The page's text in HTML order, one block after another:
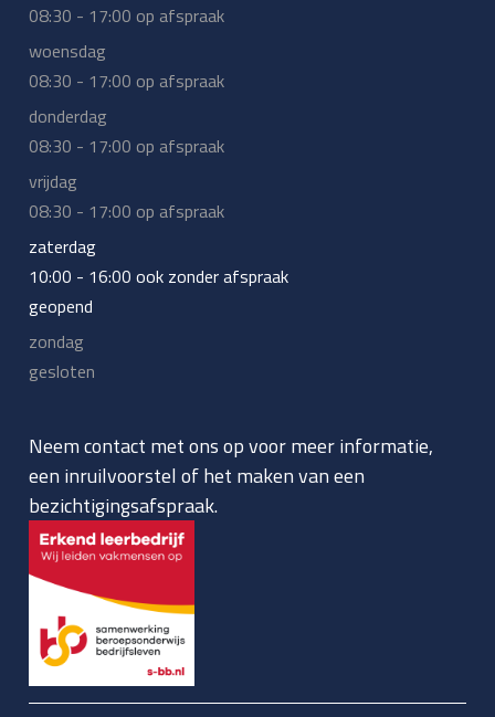
08:30 - 17:00 op afspraak
woensdag
08:30 - 17:00 op afspraak
donderdag
08:30 - 17:00 op afspraak
vrijdag
08:30 - 17:00 op afspraak
zaterdag
10:00 - 16:00 ook zonder afspraak
geopend
zondag
gesloten
Neem contact met ons op voor meer informatie,
een inruilvoorstel of het maken van een
bezichtigingsafspraak.